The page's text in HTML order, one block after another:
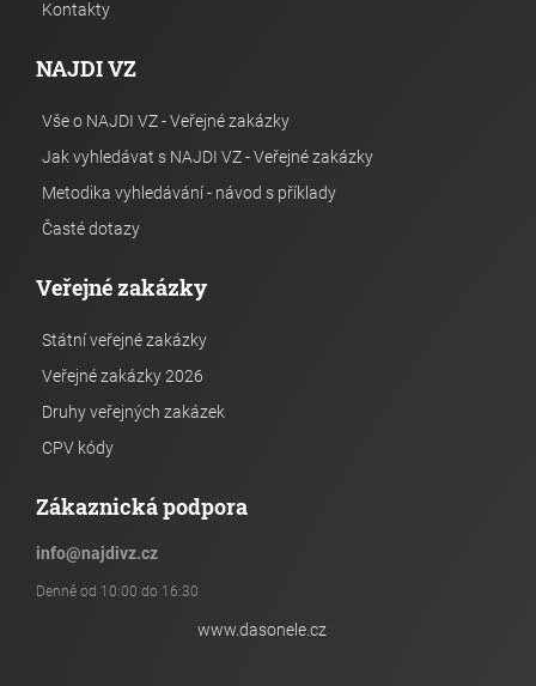
Kontakty
NAJDI VZ
Vše o NAJDI VZ - Veřejné zakázky
Jak vyhledávat s NAJDI VZ - Veřejné zakázky
Metodika vyhledávání - návod s příklady
Časté dotazy
Veřejné zakázky
Státní veřejné zakázky
Veřejné zakázky 2026
Druhy veřejných zakázek
CPV kódy
Zákaznická podpora
info@najdivz.cz
Denně od 10:00 do 16:30
www.dasonele.cz